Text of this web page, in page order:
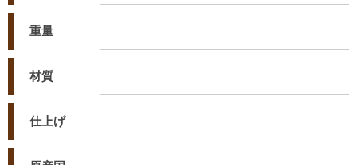
重量
材質
仕上げ